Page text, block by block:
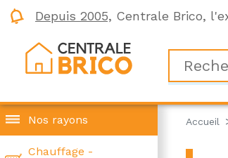
Depuis 2005, Centrale Brico,
Nos rayons
Chauffage -
Accueil